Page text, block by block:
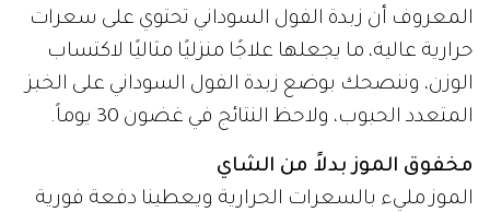
المعروف أن زبدة الفول السوداني تحتوي على سعرات
حرارية عالية، ما يجعلها علاجًا منزليًا مثاليًا لاكتساب
الوزن، وننصحك بوضع زبدة الفول السوداني على الخبز
المتعدد الحبوب، ولاحظ النتائج في غضون 30 يوماً.
مخفوق الموز بدلاً من الشاي
الموز مليء بالسعرات الحرارية ويعطينا دفعة فورية